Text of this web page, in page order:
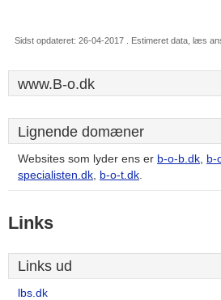
Sidst opdateret: 26-04-2017 . Estimeret data, læs
www.B-o.dk
Lignende domæner
Websites som lyder ens er b-o-b.dk, b-
specialisten.dk, b-o-t.dk.
Links
Links ud
lbs.dk